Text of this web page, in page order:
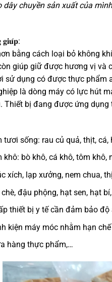
chuyền sản xuất của
bằng cách loại bỏ không
giúp giữ được hương vị
sử dụng có được thực phẩm
là dòng máy có lực hút
Thiết bị đang được ứng
tươi sống: rau củ quả, thịt, cá,
khô: bò khô, cá khô, tôm khô,
xích, lạp xưởng, nem chua,
đậu phộng, hạt sen, hạt
thiết bị y tế cần đảm bảo độ
kiện máy móc nhằm hạn
hàng thực phẩm,…